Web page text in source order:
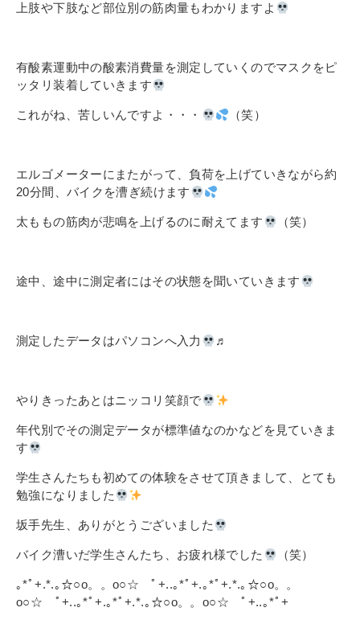
1号館総合受付：〒194-0022 東京都町田市森野1-7-8
上肢や下肢など部位別の筋肉量もわかりますよ
有酸素運動中の酸素消費量を測定していくのでマスクをピ
ッタリ装着していきます
これがね、苦しいんですよ・・・ （笑）
エルゴメーターにまたがって、負荷を上げていきながら約
20分間、バイクを漕ぎ続けます
太ももの筋肉が悲鳴を上げるのに耐えてます （笑）
途中、途中に測定者にはその状態を聞いていきます
測定したデータはパソコンへ入力 ♬
やりきったあとはニッコリ笑顔で
年代別でその測定データが標準値なのかなどを見ていきま
す
学生さんたちも初めての体験をさせて頂きまして、とても
勉強になりました
坂手先生、ありがとうございました
バイク漕いだ学生さんたち、お疲れ様でした （笑）
｡*ﾟ+.*.｡☆○o。。o○☆ ﾟ+..｡*ﾟ+.｡*ﾟ+.*.｡☆○o。。
o○☆ ﾟ+..｡*ﾟ+.｡*ﾟ+.*.｡☆○o。。o○☆ ﾟ+..｡*ﾟ+